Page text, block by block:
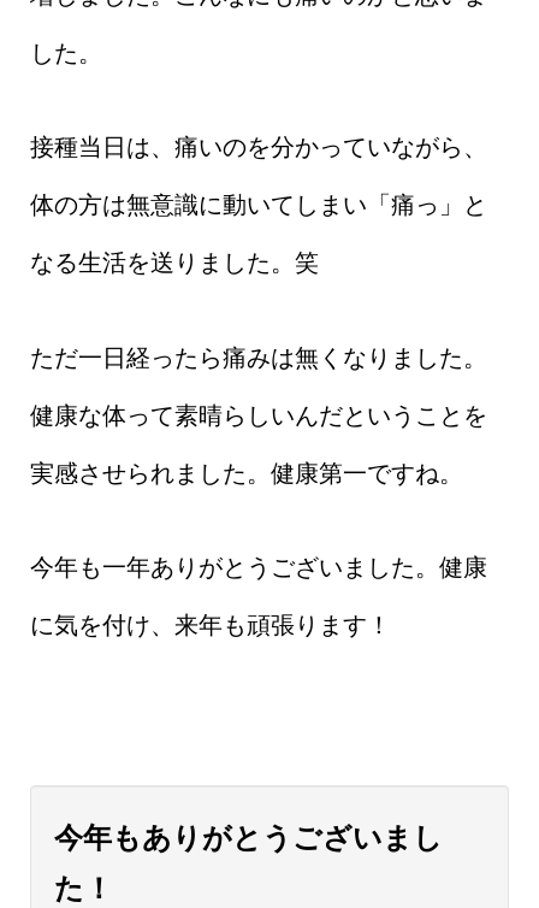
した。
接種当日は、痛いのを分かっていながら、
体の方は無意識に動いてしまい「痛っ」と
なる生活を送りました。笑
ただ一日経ったら痛みは無くなりました。
健康な体って素晴らしいんだということを
実感させられました。健康第一ですね。
今年も一年ありがとうございました。健康
に気を付け、来年も頑張ります！
今年もありがとうございまし
た！